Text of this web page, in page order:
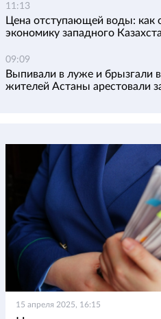
11:13
Цена отступающей воды: как
экономику западного
09:09
Выпивали в луже и брызгали
жителей Астаны арестовали
15 апреля 2025, 16:15